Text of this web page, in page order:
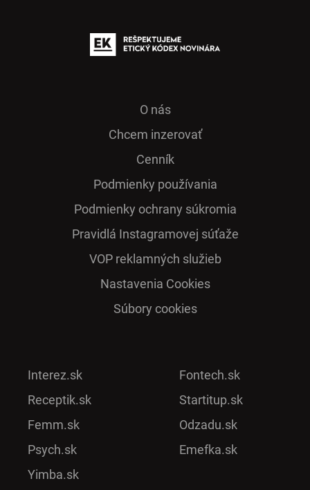
O nás
Chcem inzerovať
Cenník
Podmienky používania
Podmienky ochrany súkromia
Pra­vidlá Ins­ta­gra­mo­vej sú­ťaže
VOP reklamných služieb
Nastavenia Cookies
Súbory cookies
Interez.sk
Receptik.sk
Femm.sk
Psych.sk
Yimba.sk
Fontech.sk
Startitup.sk
Odzadu.sk
Emefka.sk